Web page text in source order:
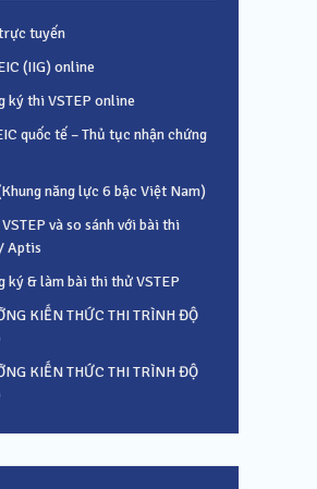
tuyến
(IIG) online
ký thi VSTEP online
quốc tế – Thủ tục nhận chứng
năng lực 6 bậc Việt Nam)
và so sánh với bài thi
Aptis
ký & làm bài thi thử VSTEP
KIẾN THỨC THI TRÌNH ĐỘ
KIẾN THỨC THI TRÌNH ĐỘ